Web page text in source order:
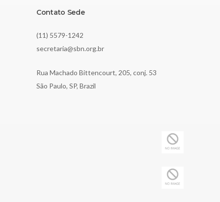
Contato Sede
(11) 5579-1242
secretaria@sbn.org.br
Rua Machado Bittencourt, 205, conj. 53
São Paulo, SP, Brazil